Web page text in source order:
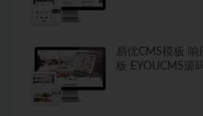
易优CMS模板 响
板 EYOUCMS源